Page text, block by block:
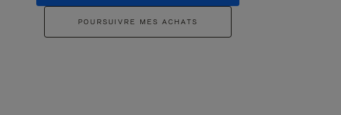
POURSUIVRE MES ACHATS